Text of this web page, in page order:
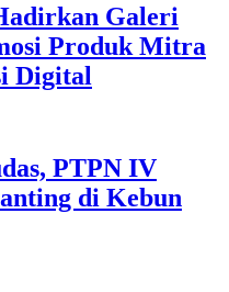
Galeri
Produk Mitra
Digital
PTPN IV
di Kebun